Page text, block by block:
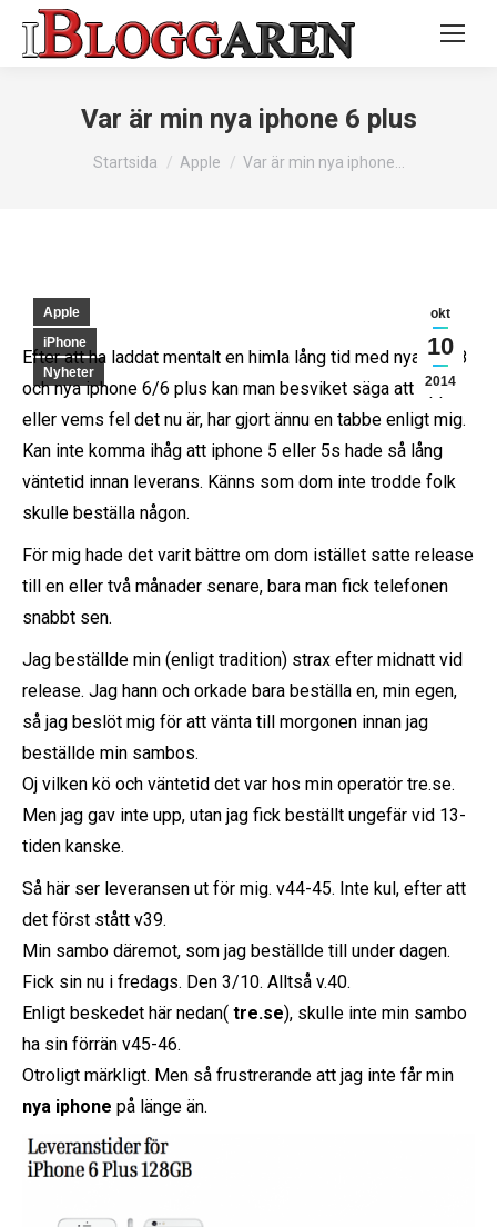
Var är min nya iphone 6 plus
Du är här:
Startsida Apple Var är min nya iphone…
okt
10
2014
Apple
iPhone
Nyheter
Efter att ha laddat mentalt en himla lång tid med nya iOS 8
och nya iphone 6/6 plus kan man besviket säga att Apple
eller vems fel det nu är, har gjort ännu en tabbe enligt mig.
Kan inte komma ihåg att iphone 5 eller 5s hade så lång
väntetid innan leverans. Känns som dom inte trodde folk
skulle beställa någon.
För mig hade det varit bättre om dom istället satte release
till en eller två månader senare, bara man fick telefonen
snabbt sen.
Jag beställde min (enligt tradition) strax efter midnatt vid
release. Jag hann och orkade bara beställa en, min egen,
så jag beslöt mig för att vänta till morgonen innan jag
beställde min sambos.
Oj vilken kö och väntetid det var hos min operatör tre.se.
Men jag gav inte upp, utan jag fick beställt ungefär vid 13-
tiden kanske.
Så här ser leveransen ut för mig. v44-45. Inte kul, efter att
det först stått v39.
Min sambo däremot, som jag beställde till under dagen.
Fick sin nu i fredags. Den 3/10. Alltså v.40.
Enligt beskedet här nedan( tre.se), skulle inte min sambo
ha sin förrän v45-46.
Otroligt märkligt. Men så frustrerande att jag inte får min
nya iphone på länge än.